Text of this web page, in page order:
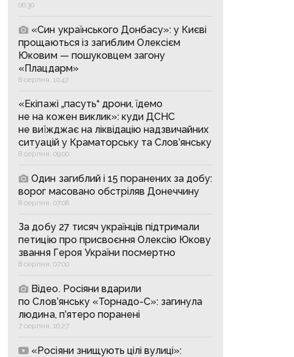
06:30
«Син українського Донбасу»: у Києві
прощаються із загиблим Олексієм
Юковим — пошуковцем загону
«Плацдарм»
8 серпня, 10:47
«Екіпажі „пасуть“ дрони, їдемо
не на кожен виклик»: куди ДСНС
не виїжджає на ліквідацію надзвичайних
ситуацій у Краматорську та Слов’янську
8 серпня, 09:00
Один загиблий і 15 поранених за добу:
ворог масовано обстріляв Донеччину
8 серпня, 07:08
За добу 27 тисяч українців підтримали
петицію про присвоєння Олексію Юкову
звання Героя України посмертно
8 серпня, 07:00
Відео. Росіяни вдарили
по Слов’янську «Торнадо-С»: загинула
людина, п’ятеро поранені
7 серпня, 16:27
«Росіяни знищують цілі вулиці»: